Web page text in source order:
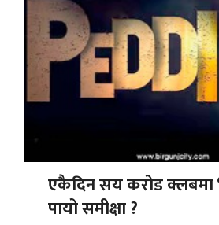
एकैदिन सय करोड क्लबमा
पायो समीक्षा ?